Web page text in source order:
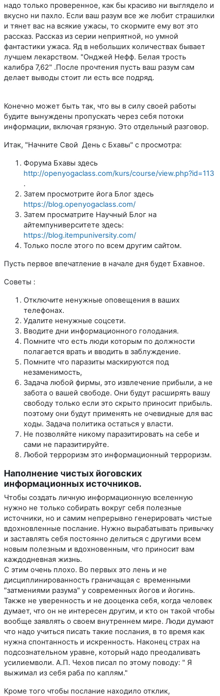
надо только проверенное, как бы красиво ни выглядело и
вкусно ни пахло. Если ваш разум все же любит страшилки
и тянет вас на всякие ужасы, то скормите ему вот это
рассказ. Рассказ из серии неприятной, но умной
фантастики ужаса. Яд в небольших количествах бывает
лучшем лекарством. "Онджей Нефф. Белая трость
калибра 7,62" .После прочтения пусть ваш разум сам
делает выводы стоит ли есть все подряд.
Конечно может быть так, что вы в силу своей работы
будите вынуждены пропускать через себя потоки
информации, включая грязную. Это отдельный разговор.
Итак, "Начните Свой День с Бхавы" с просмотра:
Форума Бхавы здесь
http://openyogaclass.com/kurs/course/view.php?id=113
.
Затем просмотрите йога Блог здесь
https://blog.openyogaclass.com/
Затем просматрите Научный Блог на
айтемпуниверситете здесь:
https://blog.itempuniversity.com/
Только после этого по всем другим сайтом.
Пусть первое впечатление в начале дня будет Бхавное.
Советы :
Отключите ненужные оповещения в ваших
телефонах.
Удалите ненужные соцсети.
Вводите дни информационного голодания.
Помните что есть люди которым по должности
полагается врать и вводить в заблуждение.
Помните что паразиты маскируются под
незаменимость,
Задача любой фирмы, это извлечение прибыли, а не
забота о вашей свободе. Они будут расширять вашу
свободу только если это скрыто приносит прибыль.
поэтому они будут применять не очевидные для вас
ходы. Задача политика остаться у власти.
Не позволяйте никому паразитировать на себе и
сами не паразитируйте.
Любой терроризм это информационный терроризм.
Наполнение чистых йоговских
информационных источников.
Чтобы создать личную информационную вселенную
нужно не только собирать вокруг себя полезные
источники, но и самим непрерывно генерировать чистые
вдохновленные послание. Нужно вырабатывать привычку
и заставлять себя постоянно делиться с другими всем
новым полезным и вдохновенным, что приносит вам
каждодневная жизнь.
С этим очень плохо. Во первых это лень и не
дисциплинированность граничащая с временными
"затмениями разума" у современных йогов и йогинь.
Также не уверенность и не дооценка себя, когда человек
думает, что он не интересен другим, и кто он такой чтобы
вообще заявлять о своем внутреннем мире. Люди думают
что надо учиться писать такие послания, в то время как
нужна спонтанность и искренность. Наконец страх на
подсознательном уравне, который надо преодаливать
усилиемволи. А.П. Чехов писал по этому поводу: " Я
выжимал из себя раба по каплям."
Кроме того чтобы послание находило отклик,